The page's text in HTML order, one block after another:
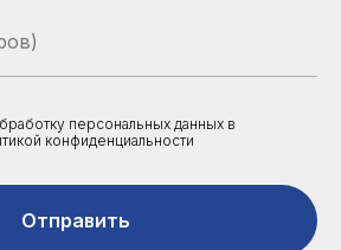
персональных данных в
конфиденциальности
Отправить